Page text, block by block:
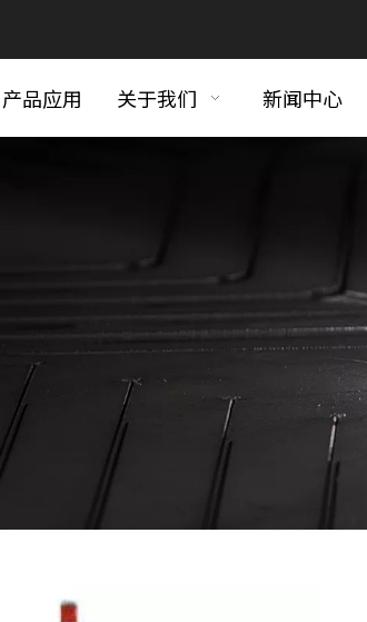
产品应用 关于我们 新闻中心